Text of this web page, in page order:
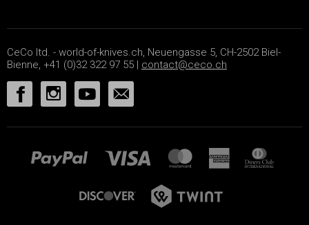
CeCo ltd. - world-of-knives.ch, Neuengasse 5, CH-2502 Biel-
Bienne, +41 (0)32 322 97 55 | contact@ceco.ch